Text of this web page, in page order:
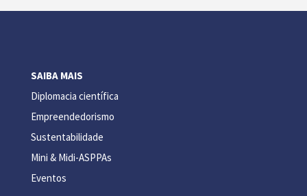
SAIBA MAIS
Diplomacia científica
Empreendedorismo
Sustentabilidade
Mini & Midi-ASPPAs
Eventos